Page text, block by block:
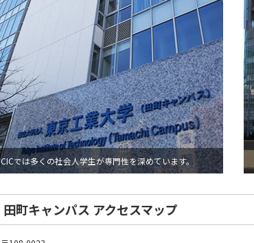
CICでは多くの社会人学生が専門性を深めています。
田町キャンパス アクセスマップ